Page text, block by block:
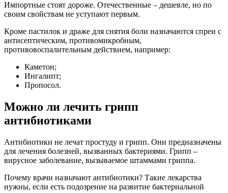
Импортные стоят дороже. Отечественные – дешевле, но по
своим свойствам не уступают первым.
Кроме пастилок и драже для снятия боли назначаются спреи с
антисептическим, противомикробным,
противовоспалительным действием, например:
Каметон;
Ингалипт;
Пропосол.
Можно ли лечить грипп
антибиотиками
Антибиотики не лечат простуду и грипп. Они предназначены
для лечения болезней, вызванных бактериями. Грипп –
вирусное заболевание, вызываемое штаммами гриппа.
Почему врачи назначают антибиотики? Такие лекарства
нужны, если есть подозрение на развитие бактериальной